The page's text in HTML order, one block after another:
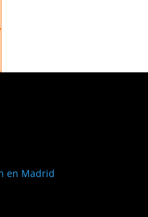
en Madrid